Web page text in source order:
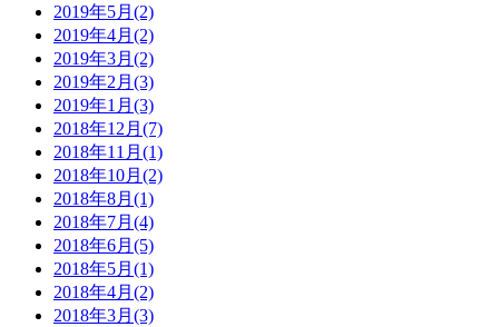
2019年5月(2)
2019年4月(2)
2019年3月(2)
2019年2月(3)
2019年1月(3)
2018年12月(7)
2018年11月(1)
2018年10月(2)
2018年8月(1)
2018年7月(4)
2018年6月(5)
2018年5月(1)
2018年4月(2)
2018年3月(3)